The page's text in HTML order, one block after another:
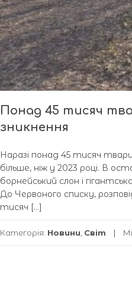
Понад 45 тисяч
зникнення
Наразі понад 45 тисяч
більше, ніж у 2023 році. В
борнейський слон і
До Червоного списку,
тисяч […]
Категорія: Новини Світ